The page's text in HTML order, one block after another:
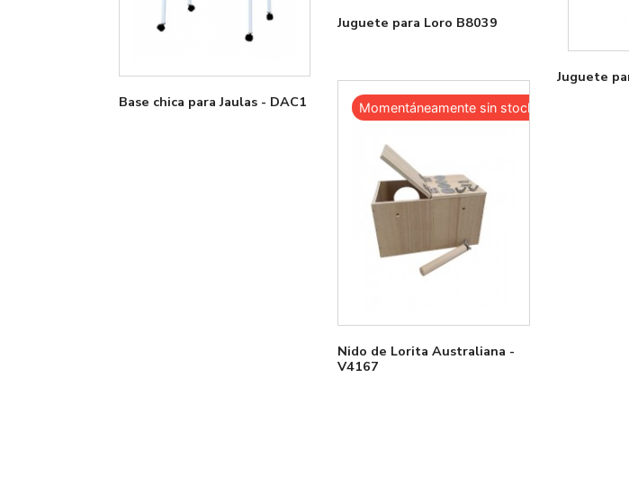
Juguete para Loro B8039
Juguete
Base chica para Jaulas - DAC1
Momentáneamente sin stock
Nido de Lorita Australiana -
V4167